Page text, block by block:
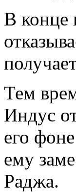
В конце
Тем
Индус
его
ему
Раджа.